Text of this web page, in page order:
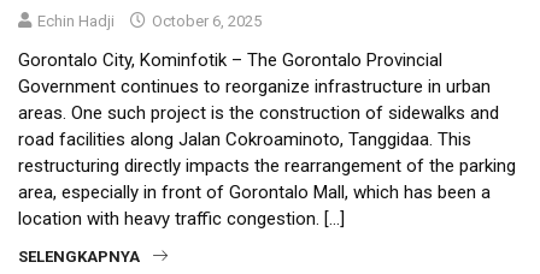
Echin Hadji October 6, 2025
Gorontalo City, Kominfotik – The Gorontalo Provincial
Government continues to reorganize infrastructure in urban
areas. One such project is the construction of sidewalks and
road facilities along Jalan Cokroaminoto, Tanggidaa. This
restructuring directly impacts the rearrangement of the parking
area, especially in front of Gorontalo Mall, which has been a
location with heavy traffic congestion. […]
SELENGKAPNYA